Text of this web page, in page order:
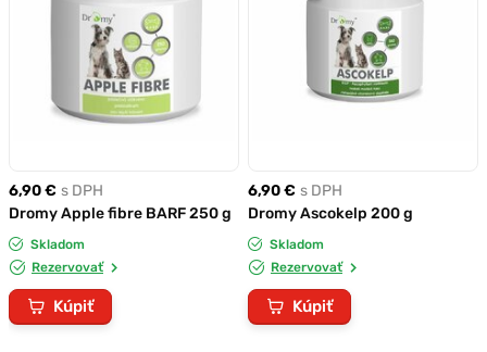
6,90 € s DPH
Dromy Apple fibre BARF 250 g
Skladom
Rezervovať
Kúpiť
6,90 € s DPH
Dromy Ascokelp 200 g
Skladom
Rezervovať
Kúpiť